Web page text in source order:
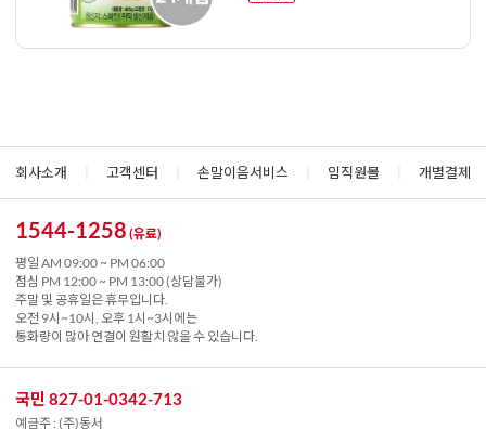
회사소개 고객센터 손말이음서비스 임직원몰 개별결제
1544-1258 (유료)
평일 AM 09:00 ~ PM 06:00
점심 PM 12:00 ~ PM 13:00 (상담불가)
주말 및 공휴일은 휴무입니다.
오전 9시~10시, 오후 1시~3시에는
통화량이 많아 연결이 원활치 않을 수 있습니다.
국민 827-01-0342-713
예금주 : (주)동서